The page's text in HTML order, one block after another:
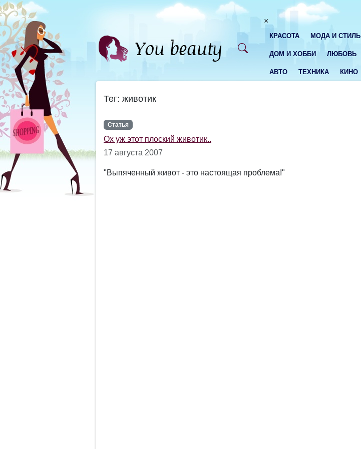
×
КРАСОТА МОДА И СТИЛЬ
ДОМ И ХОББИ ЛЮБОВЬ
АВТО ТЕХНИКА КИНО
Тег: животик
Статья
Ох уж этот плоский животик..
17 августа 2007
"Выпяченный живот - это настоящая проблема!"